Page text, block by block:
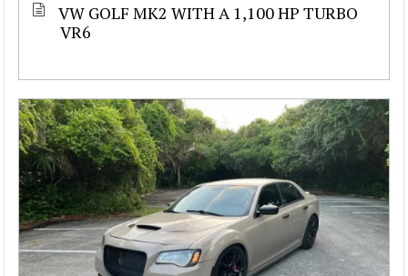
VW GOLF MK2 WITH A 1,100 HP TURBO
VR6